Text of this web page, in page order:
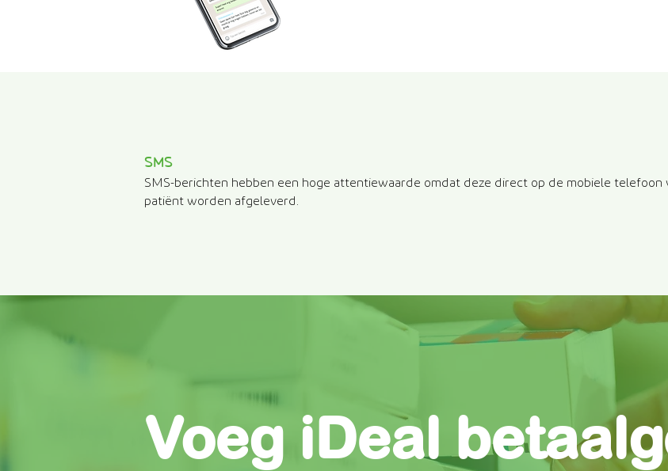
SMS
SMS-berichten hebben een hoge attentiewaarde omdat deze direct op de mobiele telefoon
patiënt worden afgeleverd.
Voeg iDeal